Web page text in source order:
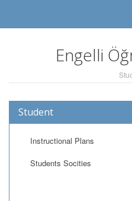
Engelli
Student
Instructional Plans
Students Socities